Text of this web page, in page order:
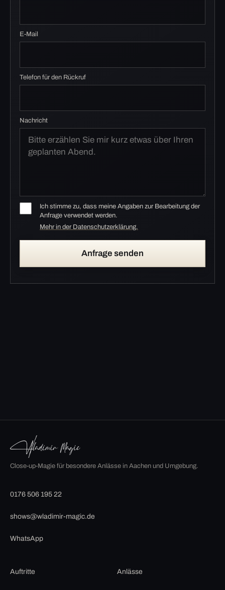
E-Mail
Telefon für den Rückruf
Nachricht
Ich stimme zu, dass meine Angaben zur Bearbeitung der
Anfrage verwendet werden.
Mehr in der Datenschutzerklärung.
Anfrage senden
Close-up-Magie für besondere Anlässe in Aachen und Umgebung.
0176 506 195 22
shows@wladimir-magic.de
WhatsApp
Auftritte Anlässe